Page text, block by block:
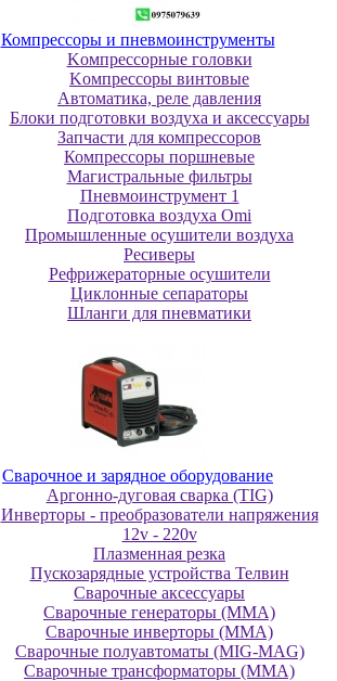
Компрессоры и пневмоинструменты
Koмпpeccopныe гoлoвки
Koмпpeccopы винтoвыe
Автоматика, реле давления
Блоки подготовки воздуха и аксессуары
Запчасти для компрессоров
Компрессоры поршневые
Магистральные фильтры
Пневмоинструмент 1
Подготовка воздуха Omi
Промышленные осушители воздуха
Ресиверы
Рефрижераторные осушители
Циклонные сепараторы
Шланги для пневматики
Cвapoчнoe и зарядное оборудование
Аргонно-дуговая сварка (TIG)
Инверторы - преобразователи напряжения
12v - 220v
Плазменная резка
Пускозарядные устройства Телвин
Сварочные аксессуары
Сварочные генераторы (MMA)
Сварочные инверторы (MMA)
Сварочные полуавтоматы (MIG-MAG)
Сварочные трансформаторы (MMA)